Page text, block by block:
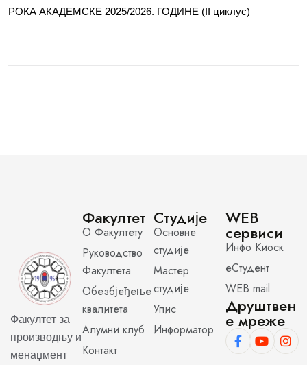
РОКА АКАДЕМСКЕ 2025/2026. ГОДИНЕ (II циклус)
Факултет за
производњу и
менаџмент
Факултет
О Факултету
Руководство
Факултета
Обезбјеђење
квалитета
Алумни клуб
Контакт
Студије
Основне
студије
Мастер
студије
Упис
Информатор
WEB
сервиси
Инфо Киоск
еСтудент
WEB mail
Друштвен
е мреже